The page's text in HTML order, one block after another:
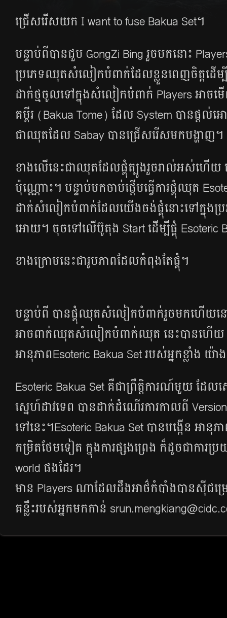
ជ្រើសរើស​យក I want to fuse Bakua Set​។
បន្ទាប់​ពី​បាន​ជួប GongZi Bing រួច​មក​នោះ
ប្រភេទ​ឈុត​សំលៀក​​បំពាក់​ដែល​ខ្លួន​ពេញ​ចិត្ត​​ដើម្បី​ធ្
ដាក់​ថ្ម​ចូល​ទៅ​ក្នុង​សំលៀក​បំពាក់ Players អាច​​ម
គម្ពីរ (Bakua Tome) ដែល System បាន​ផ្ដ
ជា​ឈុត​ដែល Sabay បាន​ជ្រើសរើស​មក​បង្ហាញ។
ខាង​លើ​នេះ​ជា​ឈុត​ដែល​ផ្គុំ​ត្បូង​រួចរាល់​អស់ហើយ​ ន
ប៉ុណ្ណោះ។ បន្ទាប់​​មក​ចាប់​ផ្ដើម​ធ្វើ​ការ​ផ្គុំ​​ឈុត
ដាក់​សំលៀក​បំពាក់​ដែល​យើង​ចង់​ផ្គុំ​នោះ​ទៅ​ក្នុង​​ប្
អោយ។ ចុច​ទៅ​លើ​​ប៊ូតុង Start ដើម្បី​ផ្គុំ Esoteric
ខាង​ក្រោម​នេះ​ជា​រូបភាព​ដែល​កំពុង​តែ​ផ្គុំ។
បន្ទាប់ពី ​បាន​ផ្គុំ​​ឈុត​សំលៀក​បំពាក់​រួច​មក​ហើយ​ន
អាច​ពាក់​ឈុត​សំលៀក​បំពាក់​ឈុត ​នេះ​បាន​ហើយ
អានុភាពEsoteric Bakua Set របស់​អ្នក​ខ្លាំង
Esoteric Bakua Set គឺជា​ព្រឹត្តិការណ៍​មួយ ដែល​
ស្នេហ៍​ដាវ​ទេព បាន​ដាក់​ដំណើរ​ការ​កាល​ពី
ទៅ​នេះ។Esoteric Bakua Set បាន​បង្កើន​ អានុ
កម្រិត​ថែម​ទៀត​ ក្នុង​ការ​ផ្សងព្រេង ក៏​ដូច​ជា​ការ​ប្រយុ
world ផង​ដែរ។
មាន​ Players ណា​ដែល​ដឹង​អាថ៌​កំបាំង​បាន​ស៊ី​ជម្រ
គន្លឹះ​របស់​អ្នក​មក​កាន់